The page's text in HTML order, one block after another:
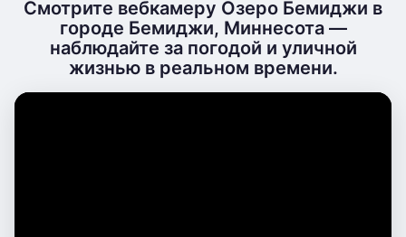
Смотрите вебкамеру Озеро Бемиджи в
городе Бемиджи, Миннесота —
наблюдайте за погодой и уличной
жизнью в реальном времени.